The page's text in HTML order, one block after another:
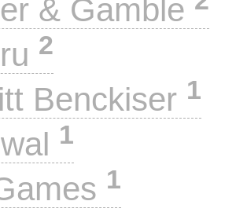
& Gamble
2
Benckiser 1
1
1